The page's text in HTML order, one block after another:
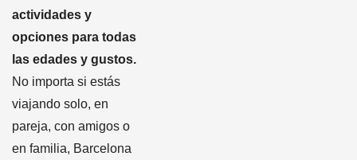
actividades y
opciones para todas
las edades y gustos.
No importa si estás
viajando solo, en
pareja, con amigos o
en familia, Barcelona